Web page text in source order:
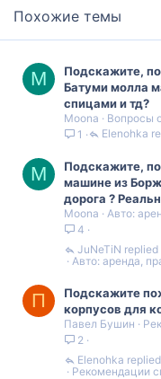
Похожие темы
M
Подскажите,
Батуми молла
спицами и тд?
Moona
Вопросы
1
Elenohka
M
Подскажите,
машине из
дорога ?
Moona
Авто:
4
Авто: аренда,
JuNeTiN
П
Подскажите
корпусов для
Павел Бушин
2
Рекомендации
Elenohka